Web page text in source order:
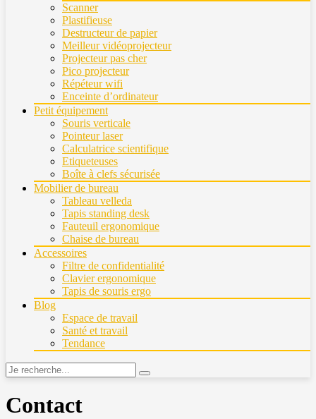
Scanner
Plastifieuse
Destructeur de papier
Meilleur vidéoprojecteur
Projecteur pas cher
Pico projecteur
Répéteur wifi
Enceinte d’ordinateur
Petit équipement
Souris verticale
Pointeur laser
Calculatrice scientifique
Etiqueteuses
Boîte à clefs sécurisée
Mobilier de bureau
Tableau velleda
Tapis standing desk
Fauteuil ergonomique
Chaise de bureau
Accessoires
Filtre de confidentialité
Clavier ergonomique
Tapis de souris ergo
Blog
Espace de travail
Santé et travail
Tendance
Contact